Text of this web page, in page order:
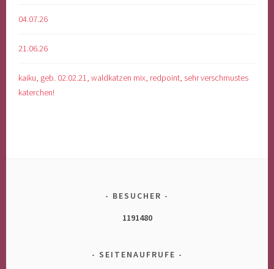
04.07.26
21.06.26
kaiku, geb. 02.02.21, waldkatzen mix, redpoint, sehr verschmustes
katerchen!
BESUCHER
1191480
SEITENAUFRUFE